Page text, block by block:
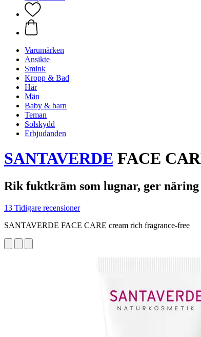
Varumärken
Ansikte
Smink
Kropp & Bad
Hår
Män
Baby & barn
Teman
Solskydd
Erbjudanden
SANTAVERDE FACE
Rik fuktkräm som lugnar, ger
13 Tidigare recensioner
SANTAVERDE FACE CARE cream rich fragrance-free